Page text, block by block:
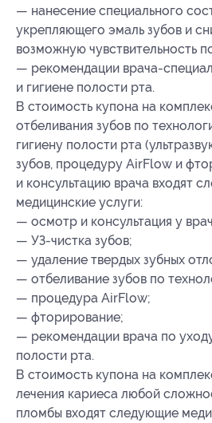
— нанесение специального
укрепляющего эмаль зубов и
возможную чувствительность
— рекомендации врача-
и гигиене полости рта.
В стоимость купона на
отбеливания зубов по
гигиену полости рта
зубов, процедуру AirFlow и
и консультацию врача входят
медицинские услуги:
— осмотр и консультация у
— УЗ-чистка зубов;
— удаление твердых зубных
— отбеливание зубов по
— процедура AirFlow;
— фторирование;
— рекомендации врача по
полости рта.
В стоимость купона на
лечения кариеса любой
пломбы входят следующие